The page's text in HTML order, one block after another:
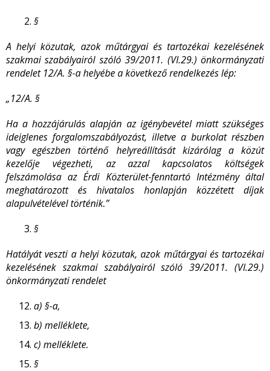
§
A helyi közutak, azok műtárgyai és tartozékai kezelésének
szakmai szabályairól szóló 39/2011. (VI.29.) önkormányzati
rendelet 12/A. §-a helyébe a következő rendelkezés lép:
„12/A. §
Ha a hozzájárulás alapján az igénybevétel miatt szükséges
ideiglenes forgalomszabályozást, illetve a burkolat részben
vagy egészben történő helyreállítását kizárólag a közút
kezelője végezheti, az azzal kapcsolatos költségek
felszámolása az Érdi Közterület-fenntartó Intézmény által
meghatározott és hivatalos honlapján közzétett díjak
alapulvételével történik.”
§
Hatályát veszti a helyi közutak, azok műtárgyai és tartozékai
kezelésének szakmai szabályairól szóló 39/2011. (VI.29.)
önkormányzati rendelet
a) §-a,
b) melléklete,
c) melléklete.
§